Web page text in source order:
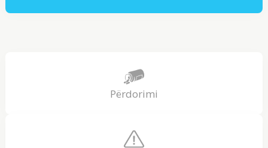
Përdorimi